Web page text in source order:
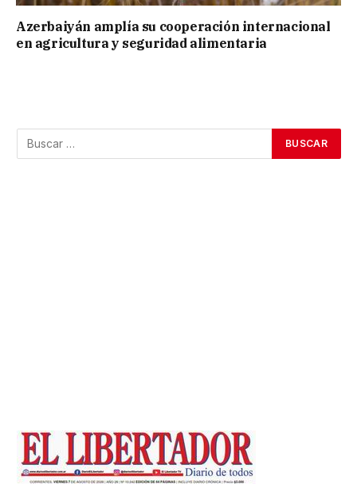
Azerbaiyán amplía su cooperación internacional
en agricultura y seguridad alimentaria